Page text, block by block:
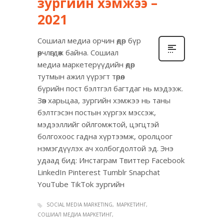
2021
Сошиал медиа орчин өдөр бүр
өөрчлөгдөж байна. Сошиал
медиа маркетерүүдийн өдөр
тутмын ажил үүрэгт төрөл
бүрийн пост бэлтгэл багтдаг нь мэдээж.
Зөв харьцаа, зургийн хэмжээ нь таны
бэлтгэсэн постын хүргэх мэссэж,
мэдээллийг ойлгомжтой, цэгцтэй
болгохоос гадна хүртээмж, оролцоог
нэмэгдүүлэх ач холбогдолтой эд. Энэ
удаад бид: Инстаграм Твиттер Facebook
LinkedIn Pinterest Tumblr Snapchat
YouTube TikTok зургийн
SOCIAL MEDIA MARKETING
МАРКЕТИНГ
СОШИАЛ МЕДИА МАРКЕТИНГ